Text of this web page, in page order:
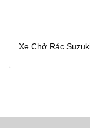
Xe Chở Rác